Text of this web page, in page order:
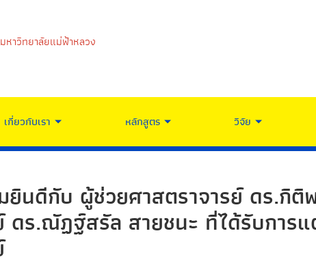
เกี่ยวกับเรา หลักสูตร วิจัย
ยินดีกับ ผู้ช่วยศาสตราจารย์ ดร.กิ
ดร.ณัฏฐ์สรัล สายชนะ ที่ได้รับการ